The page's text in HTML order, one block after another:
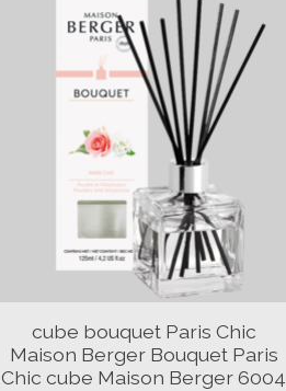
cube bouquet Paris Chic
Maison Berger Bouquet Paris
Chic cube Maison Berger 6004